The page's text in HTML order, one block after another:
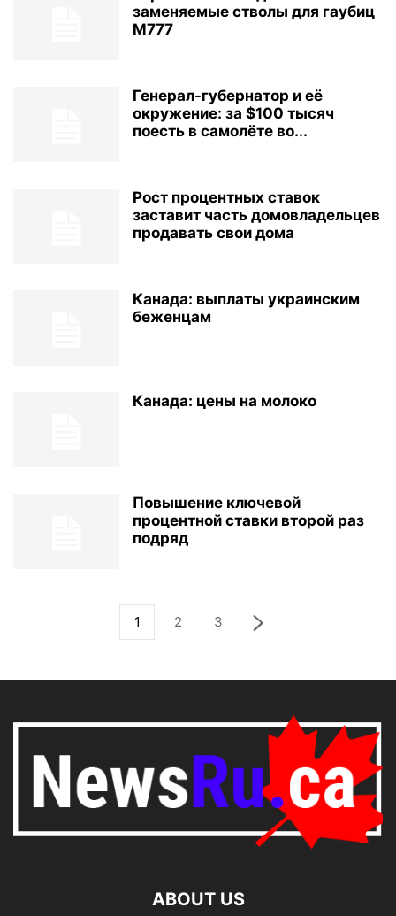
заменяемые стволы для гаубиц
M777
Генерал-губернатор и её
окружение: за $100 тысяч
поесть в самолёте во...
Рост процентных ставок
заставит часть домовладельцев
продавать свои дома
Канада: выплаты украинским
беженцам
Канада: цены на молоко
Повышение ключевой
процентной ставки второй раз
подряд
1 2 3
ABOUT US